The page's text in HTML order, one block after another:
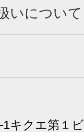
いについて
キクエ第１